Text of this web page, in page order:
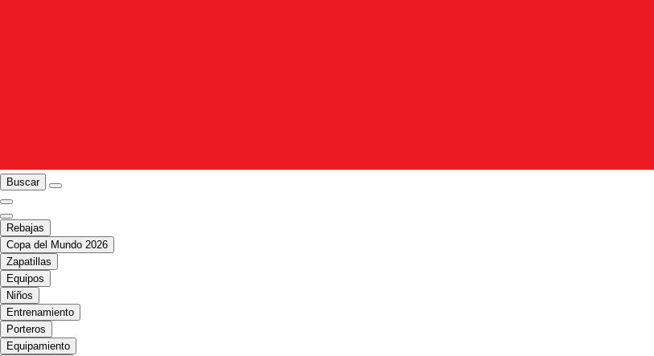
Buscar
Rebajas
Copa del Mundo 2026
Zapatillas
Equipos
Niños
Entrenamiento
Porteros
Equipamiento